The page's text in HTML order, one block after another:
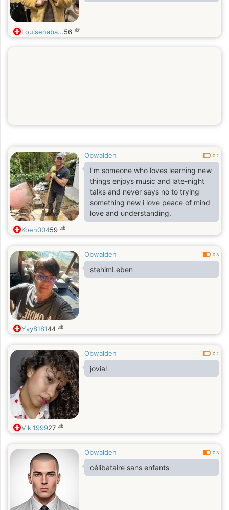
Louisehaba...56 歳
Obwalden 0.2
I’m someone who loves learning new
things enjoys music and late-night
talks and never says no to trying
something new i love peace of mind
love and understanding.
Koen00459 歳
Obwalden 0.3
stehimLeben
Yvy818144 歳
Obwalden 0.2
jovial
Viki199927 歳
Obwalden 0.3
célibataire sans enfants